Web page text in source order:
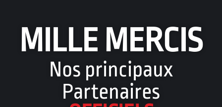
MILLE MERCIS
Nos principaux
Partenaires